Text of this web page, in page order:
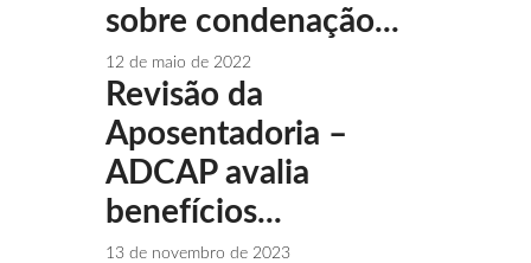
sobre condenação...
12 de maio de 2022
Revisão da
Aposentadoria –
ADCAP avalia
benefícios...
13 de novembro de 2023